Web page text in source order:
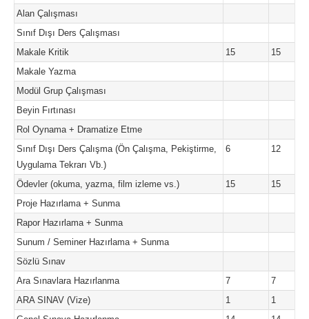
Alan Çalışması
Sınıf Dışı Ders Çalışması
Makale Kritik
15
15
Makale Yazma
Modül Grup Çalışması
Beyin Fırtınası
Rol Oynama + Dramatize Etme
Sınıf Dışı Ders Çalışma (Ön Çalışma, Pekiştirme,
Uygulama Tekrarı Vb.)
6 12
Ödevler (okuma, yazma, film izleme vs.) 15
15
Proje Hazırlama + Sunma
Rapor Hazırlama + Sunma
Sunum / Seminer Hazırlama + Sunma
Sözlü Sınav
Ara Sınavlara Hazırlanma
7
7
ARA SINAV (Vize)
1
1